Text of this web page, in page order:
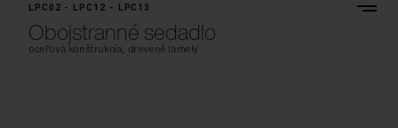
LPC02 - LPC12 - LPC13
Obojstranné sedadlo
oceľová konštrukcia, drevené lamely